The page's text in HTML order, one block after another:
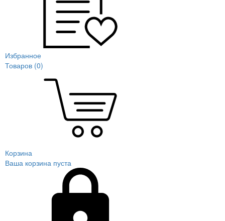
Избранное
Товаров (0)
Корзина
Ваша корзина пуста